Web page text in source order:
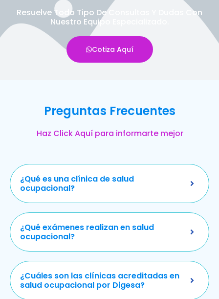
Resuelve Todo Tipo De Consultas Y Dudas Con
Nuestro Equipo Especializado.
Cotiza Aquí
Preguntas Frecuentes
Haz Click Aquí para informarte mejor
¿Qué es una clínica de salud
ocupacional?
¿Qué exámenes realizan en salud
ocupacional?
¿Cuáles son las clínicas acreditadas en
salud ocupacional por Digesa?